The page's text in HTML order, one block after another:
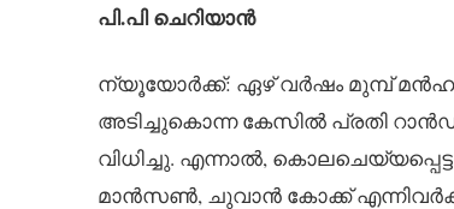
പി.പി ചെറിയാൻ
ന്യൂയോർക്ക്: ഏഴ് വർഷം മുമ്പ്
അടിച്ചുകൊന്ന കേസിൽ പ്രതി
വിധിച്ചു. എന്നാൽ,
മാൻസൺ, ചുവാൻ കോക്ക്